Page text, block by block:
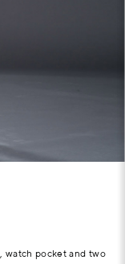
watch pocket and two